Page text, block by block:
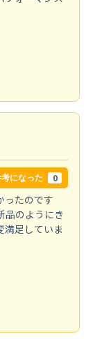
になった 0
ったのです
品のようにき
満足していま